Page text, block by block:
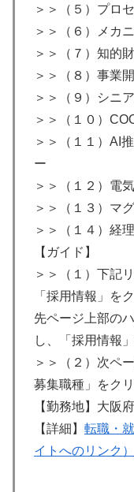
＞＞（５）プロ
＞＞（６）メカ
＞＞（７）知的
＞＞（８）事業
＞＞（９）シニ
＞＞（１０）
＞＞（１１）AI
ー
＞＞（１２）電
＞＞（１３）マ
＞＞（１４）経
【ガイド】
＞＞（１）下記
「採用情報」を
先ページ上部の
し、「採用情報
＞＞（２）次ペ
募集職種」をクリ
【勤務地】大阪
【詳細】 転職・
イトへのリンク）